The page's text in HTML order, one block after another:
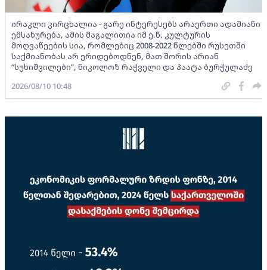
ირაკლი კირცხალია - გარე ინტერესებს არაერთი ადამიანი
ემსახურება, ამის მაგალითია იმ ე.წ. კულტურის
მოღვაწეების სია, რომლებიც 2008-2022 წლებში რუსეთში
საქმიანობას არ ერიდებოდნენ, მათ შორის არიან
“სუხიშვილები”, ნიკოლოზ რაჭველი და პაატა ბურჭულაძე
2026/08/10 10:48